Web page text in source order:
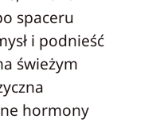
spaceru
i podnieść
świeżym
hormony